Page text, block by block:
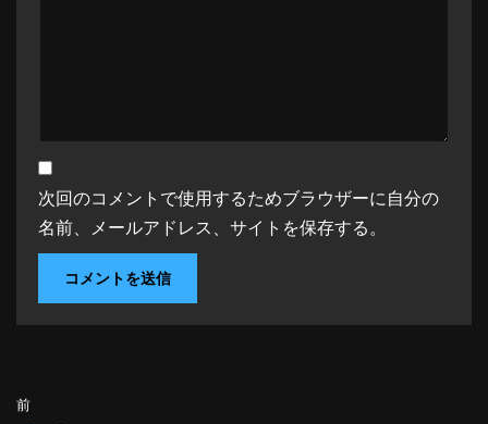
次回のコメントで使用するためブラウザーに自分の
名前、メールアドレス、サイトを保存する。
前